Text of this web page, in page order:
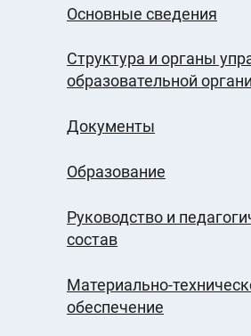
Основные сведения
Структура и органы
образовательной
Документы
Образование
Руководство и
состав
Материально-
обеспечение